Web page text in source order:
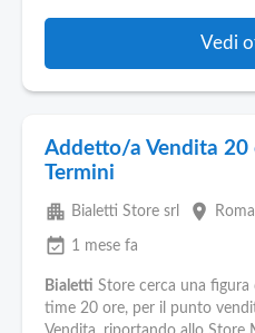
Vedi
Addetto/a Vendita 20
Termini
apartment Bialetti Store srl place Roma
event_available 1 mese fa
Bialetti Store cerca una
time 20 ore, per il punto